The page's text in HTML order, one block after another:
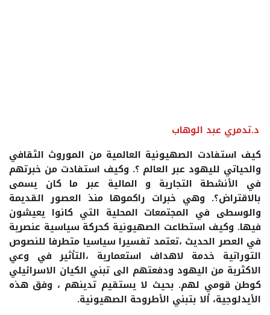
د.تدمري عبد الوهاب
كيف استفادت الصهيونية العالمية من الموروث الثقافي
والحياتي لليهود عبر العالم ؟. وكيف استفادت من خبرتهم
في الأنشطة التجارية و المالية عبر ما كان يسمى
بالاقتراض؟. وهي خبرات راكموها منذ العصور القديمة
والوسطى في المجتمعات المحلية التي كانوا يعيشون
فيها. وكيف استطاعت الصهيونية كحركة سياسية عنصرية
في العصر الحديث ،تعتمد تفسيرا سياسيا متطرفا للنصوص
التوراتية خدمة لاهداف استعمارية ،التأثير في وعي
الاكثرية من اليهود ودفعتهم الى تبني الكيان الاسرائيلي
كوطن قومي لهم. بحيث لا يستقيم تدينهم ، وفق هذه
الأيدلوجية، ألا بتبني الأطروحة الصهيونية.